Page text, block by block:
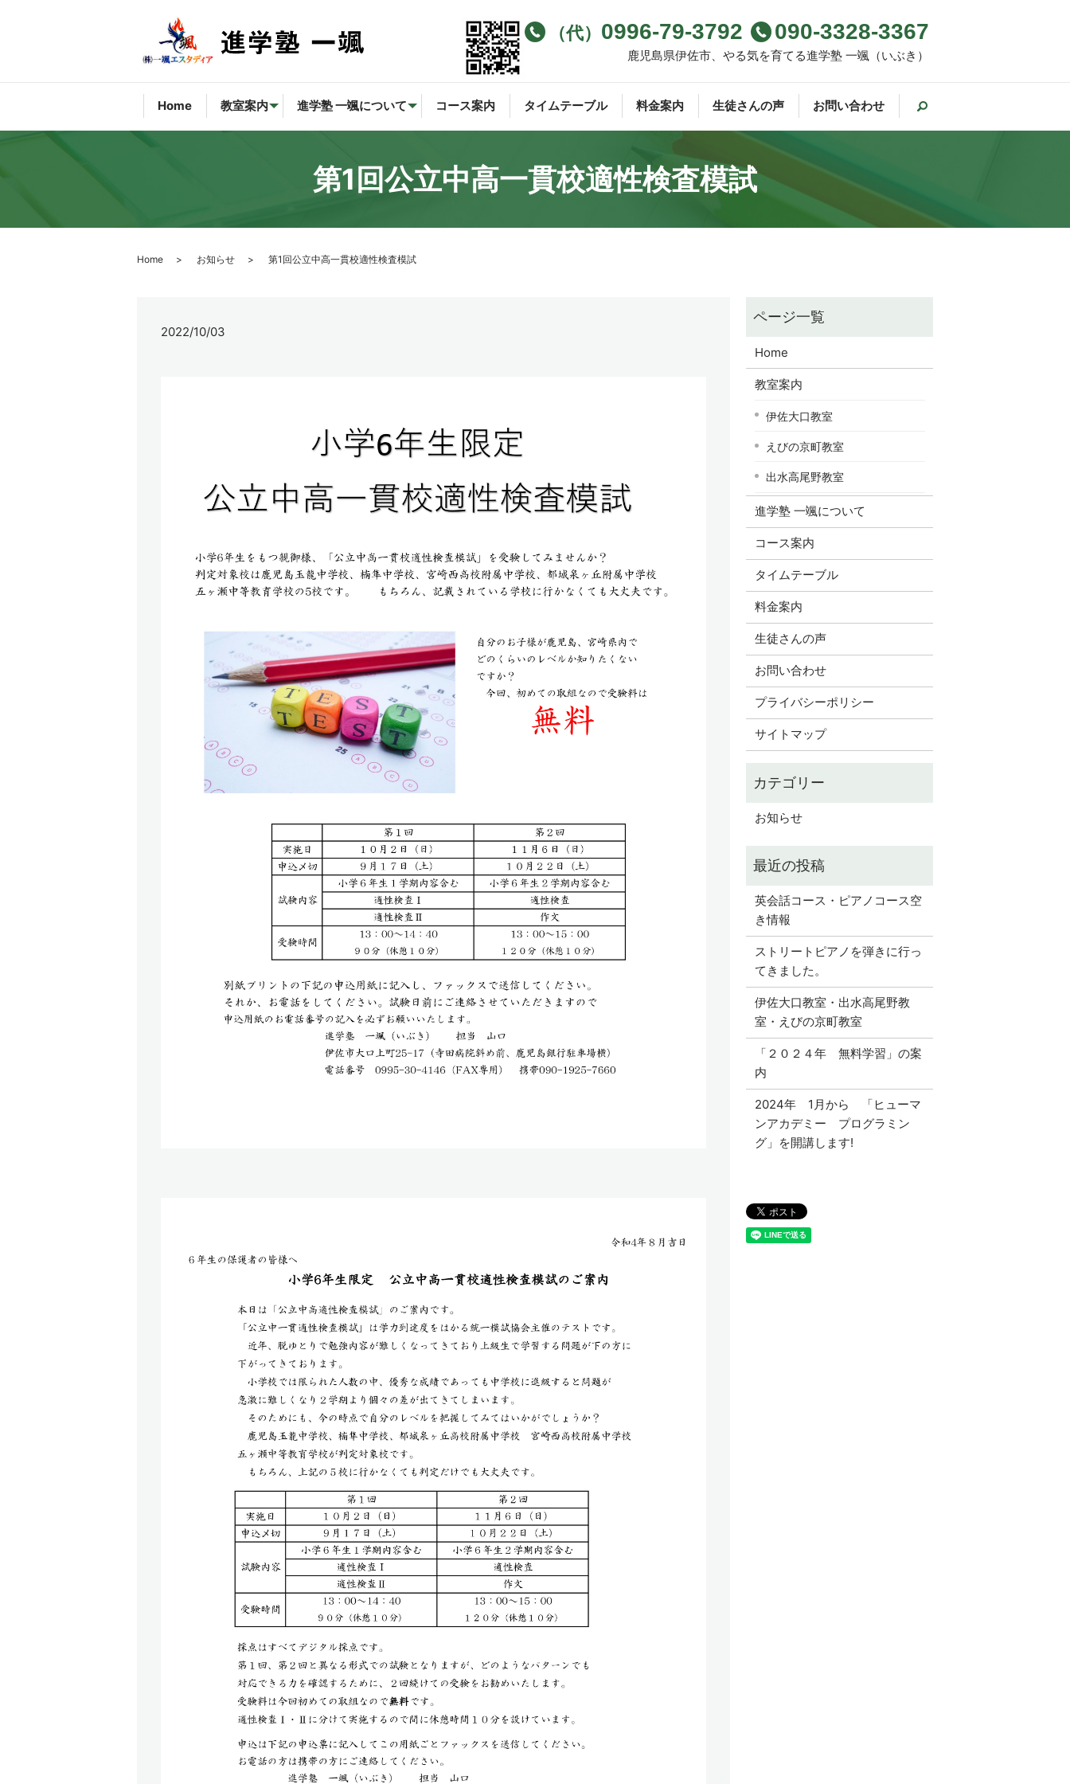
（代） 0996-79-3792 090-3328-3367
鹿児島県伊佐市、やる気を育てる進学塾 一颯（いぶき）
Home 教室案内 進学塾 一颯について コース案内 タイムテーブル 料金案内 生徒さんの声 お問い合わせ
第1回公立中高一貫校適性検査模試
Home お知らせ 第1回公立中高一貫校適性検査模試
2022/10/03
Home
教室案内
伊佐大口教室
えびの京町教室
出水高尾野教室
進学塾 一颯について
コース案内
タイムテーブル
料金案内
生徒さんの声
お問い合わせ
プライバシーポリシー
サイトマップ
お知らせ
英会話コース・ピアノコース空
き情報
ストリートピアノを弾きに行っ
てきました。
伊佐大口教室・出水高尾野教
室・えびの京町教室
「２０２４年 無料学習」の案
内
2024年 1月から 「ヒューマ
ンアカデミー プログラミン
グ」を開講します!